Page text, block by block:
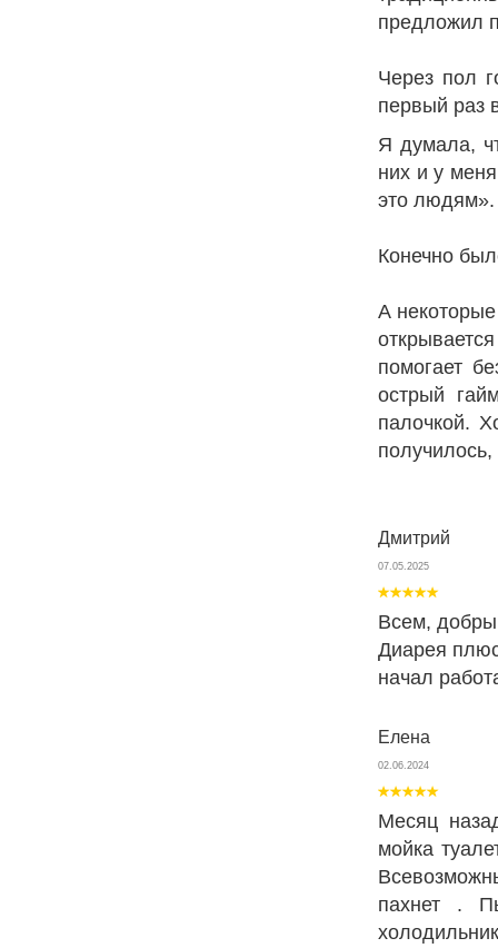
предложил
Через пол
первый раз
Я думала,
них и у
это людям».
Конечно
А
помогает
острый
палочкой.
Дмитрий
07.05.2025
Всем,
Диарея
начал
Елена
02.06.2024
Месяц
мойка
пахнет .